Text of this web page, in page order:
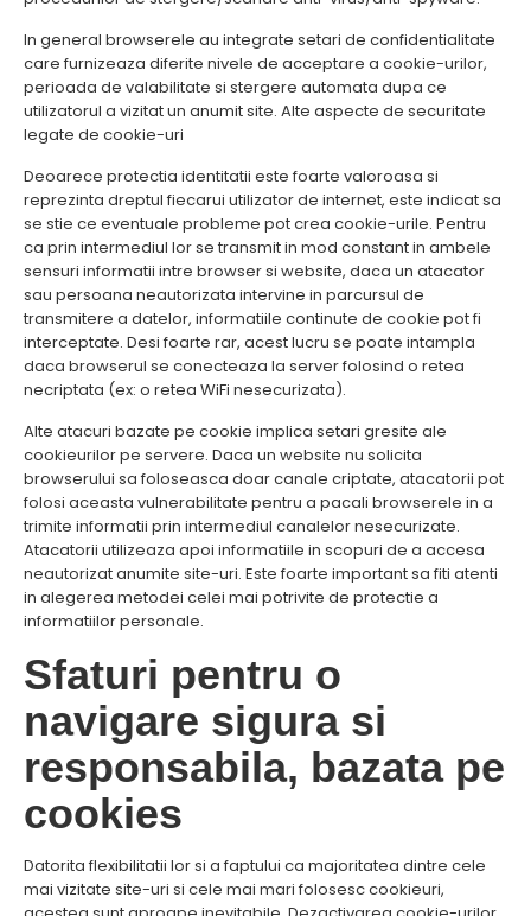
In general browserele au integrate setari de confidentialitate
care furnizeaza diferite nivele de acceptare a cookie-urilor,
perioada de valabilitate si stergere automata dupa ce
utilizatorul a vizitat un anumit site. Alte aspecte de securitate
legate de cookie-uri
Deoarece protectia identitatii este foarte valoroasa si
reprezinta dreptul fiecarui utilizator de internet, este indicat sa
se stie ce eventuale probleme pot crea cookie-urile. Pentru
ca prin intermediul lor se transmit in mod constant in ambele
sensuri informatii intre browser si website, daca un atacator
sau persoana neautorizata intervine in parcursul de
transmitere a datelor, informatiile continute de cookie pot fi
interceptate. Desi foarte rar, acest lucru se poate intampla
daca browserul se conecteaza la server folosind o retea
necriptata (ex: o retea WiFi nesecurizata).
Alte atacuri bazate pe cookie implica setari gresite ale
cookieurilor pe servere. Daca un website nu solicita
browserului sa foloseasca doar canale criptate, atacatorii pot
folosi aceasta vulnerabilitate pentru a pacali browserele in a
trimite informatii prin intermediul canalelor nesecurizate.
Atacatorii utilizeaza apoi informatiile in scopuri de a accesa
neautorizat anumite site-uri. Este foarte important sa fiti atenti
in alegerea metodei celei mai potrivite de protectie a
informatiilor personale.
Sfaturi pentru o
navigare sigura si
responsabila, bazata pe
cookies
Datorita flexibilitatii lor si a faptului ca majoritatea dintre cele
mai vizitate site-uri si cele mai mari folosesc cookieuri,